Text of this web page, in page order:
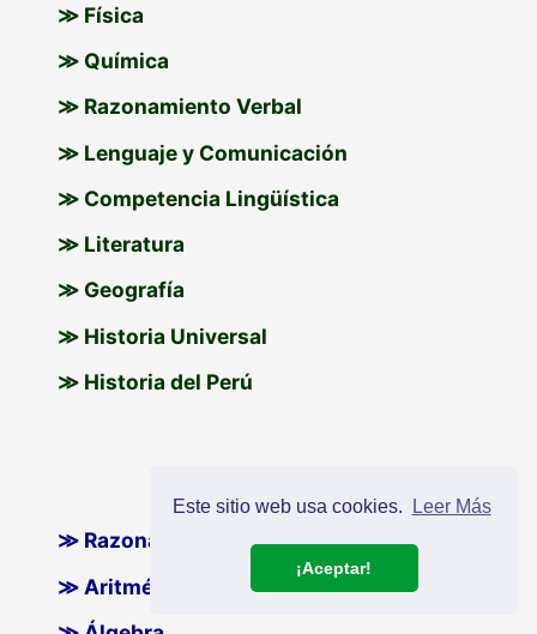
Este sitio web usa cookies. Leer Más
¡Aceptar!
≫ Física
≫ Química
≫ Razonamiento Verbal
≫ Lenguaje y Comunicación
≫ Competencia Lingüística
≫ Literatura
≫ Geografía
≫ Historia Universal
≫ Historia del Perú
Cuarto de Secundaria
≫ Razonamiento Matemático
≫ Aritmética